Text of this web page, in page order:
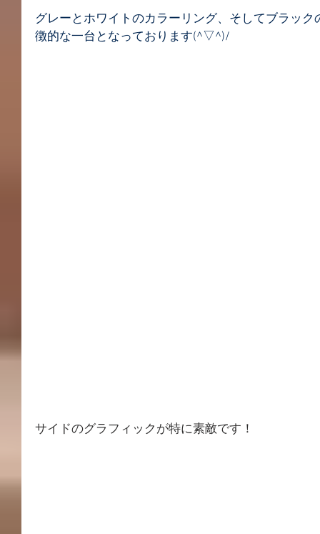
グレーとホワイトのカラーリング、そしてブラッ
徴的な一台となっております(^▽^)/
サイドのグラフィックが特に素敵です！